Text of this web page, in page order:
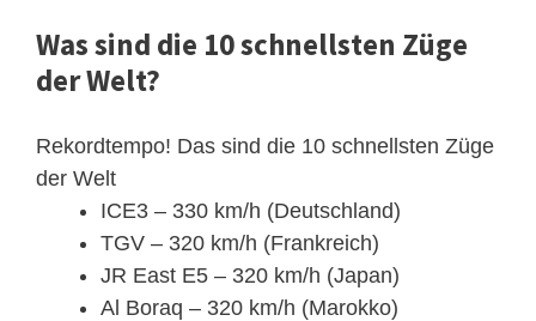
Was sind die 10 schnellsten Züge
der Welt?
Rekordtempo! Das sind die 10 schnellsten Züge
der Welt
ICE3 – 330 km/h (Deutschland)
TGV – 320 km/h (Frankreich)
JR East E5 – 320 km/h (Japan)
Al Boraq – 320 km/h (Marokko)